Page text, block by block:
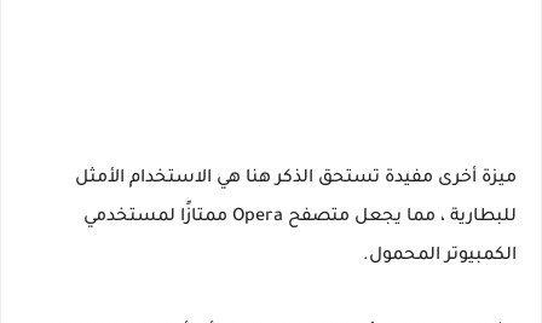
ميزة أخرى مفيدة تستحق الذكر هنا هي الاستخدام الأمثل
للبطارية ، مما يجعل متصفح Opera ممتازًا لمستخدمي
الكمبيوتر المحمول.